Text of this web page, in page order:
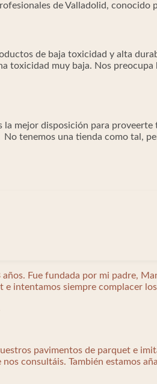
de Valladolid, conocido
de baja toxicidad y alta
toxicidad muy baja. Nos
la mejor disposición para
tenemos una tienda como tal,
Fue fundada por mi padre,
intentamos siempre complacer
pavimentos de parquet e
consultáis. También estamos